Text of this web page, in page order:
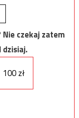
czekaj zatem
100 zł